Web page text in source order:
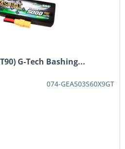
G-Tech Bashing...
074-GEA503S60X9GT